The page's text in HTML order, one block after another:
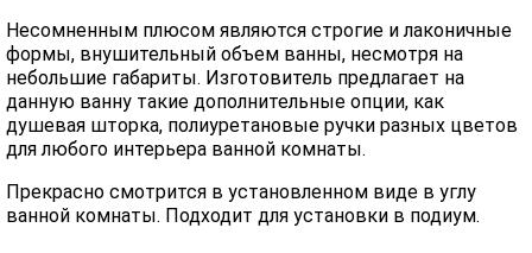
Несомненным плюсом являются строгие и лаконичные
формы, внушительный объем ванны, несмотря на
небольшие габариты. Изготовитель предлагает на
данную ванну такие дополнительные опции, как
душевая шторка, полиуретановые ручки разных цветов
для любого интерьера ванной комнаты.
Прекрасно смотрится в установленном виде в углу
ванной комнаты. Подходит для установки в подиум.